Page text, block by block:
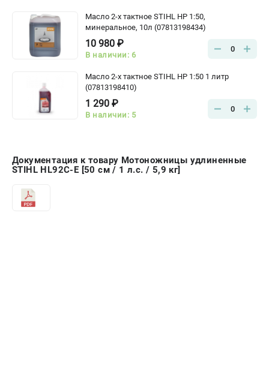
Масло 2-х тактное STIHL HP 1:50,
минеральное, 10л (07813198434)
10 980 ₽
В наличии: 6
0
Масло 2-х тактное STIHL HP 1:50 1 литр
(07813198410)
1 290 ₽
В наличии: 5
0
Документация к товару Мотоножницы удлиненные
STIHL HL92С-Е [50 см / 1 л.с. / 5,9 кг]